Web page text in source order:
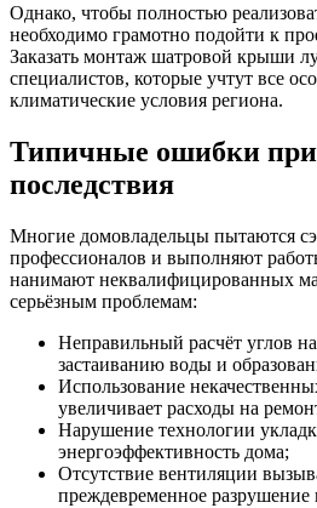
Однако, чтобы полностью
необходимо грамотно подойти к
Заказать монтаж шатровой крыши
специалистов, которые учтут все
климатические условия региона.
Типичные ошибки
последствия
Многие домовладельцы пытаются
профессионалов и выполняют
нанимают неквалифицированных
серьёзным проблемам:
Неправильный расчёт углов
застаиванию воды и
Использование
увеличивает расходы на
Нарушение технологии
энергоэффективность дома;
Отсутствие вентиляции
преждевременное разрушение